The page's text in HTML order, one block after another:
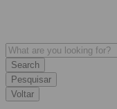
Pesquisar
Voltar